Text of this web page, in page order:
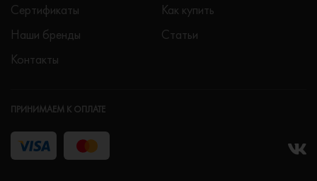
Сертификаты
Наши бренды
Контакты
Как купить
Статьи
ПРИНИМАЕМ К ОПЛАТЕ